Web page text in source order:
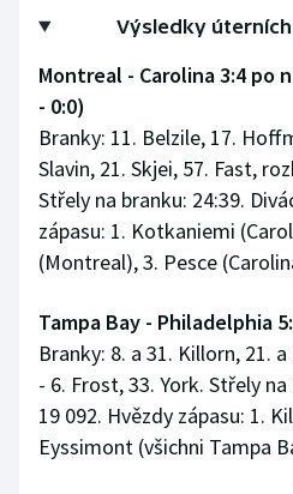
Výsledky úterních
Montreal - Carolina 3:4 po
- 0:0)
Branky: 11. Belzile, 17.
Slavin, 21. Skjei, 57. Fast,
Střely na branku: 24:39.
zápasu: 1. Kotkaniemi
(Montreal), 3. Pesce
Tampa Bay - Philadelphia
Branky: 8. a 31. Killorn, 21.
- 6. Frost, 33. York. Střely
19 092. Hvězdy zápasu: 1.
Eyssimont (všichni Tampa